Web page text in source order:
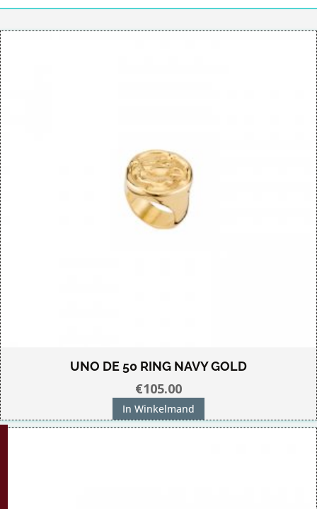
UNO DE 50 RING NAVY GOLD
€105.00
In Winkelmand